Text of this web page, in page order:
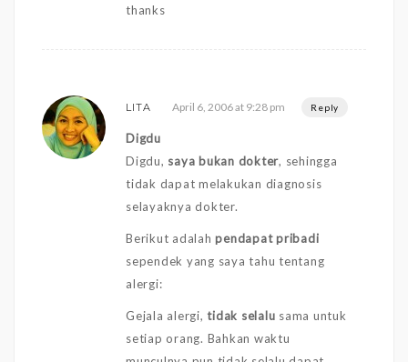
thanks
LITA April 6, 2006 at 9:28 pm Reply
Digdu
Digdu, saya bukan dokter, sehingga
tidak dapat melakukan diagnosis
selayaknya dokter.
Berikut adalahpendapat pribadi
sependek yang saya tahu tentang
alergi:
Gejala alergi,tidak selalu sama untuk
setiap orang. Bahkan waktu